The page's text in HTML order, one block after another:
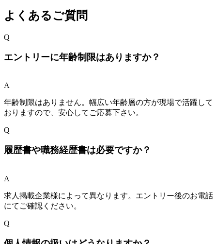
よくあるご質問
Q
エントリーに年齢制限はありますか？
A
年齢制限はありません。幅広い年齢層の方が現場で活躍して
おりますので、安心してご応募下さい。
Q
履歴書や職務経歴書は必要ですか？
A
求人掲載企業様によって異なります。エントリー後のお電話
にてご確認ください。
Q